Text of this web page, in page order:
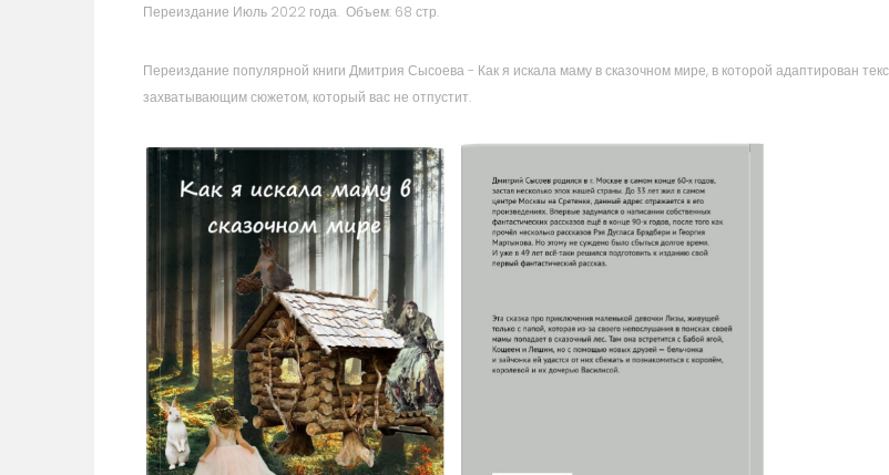
Переиздание Июль 2022 года. Объем: 68 стр.
Переиздание популярной книги Дмитрия Сысоева - Как я искала маму в сказочном мире, в которой адаптирован
захватывающим сюжетом, который вас не отпустит.